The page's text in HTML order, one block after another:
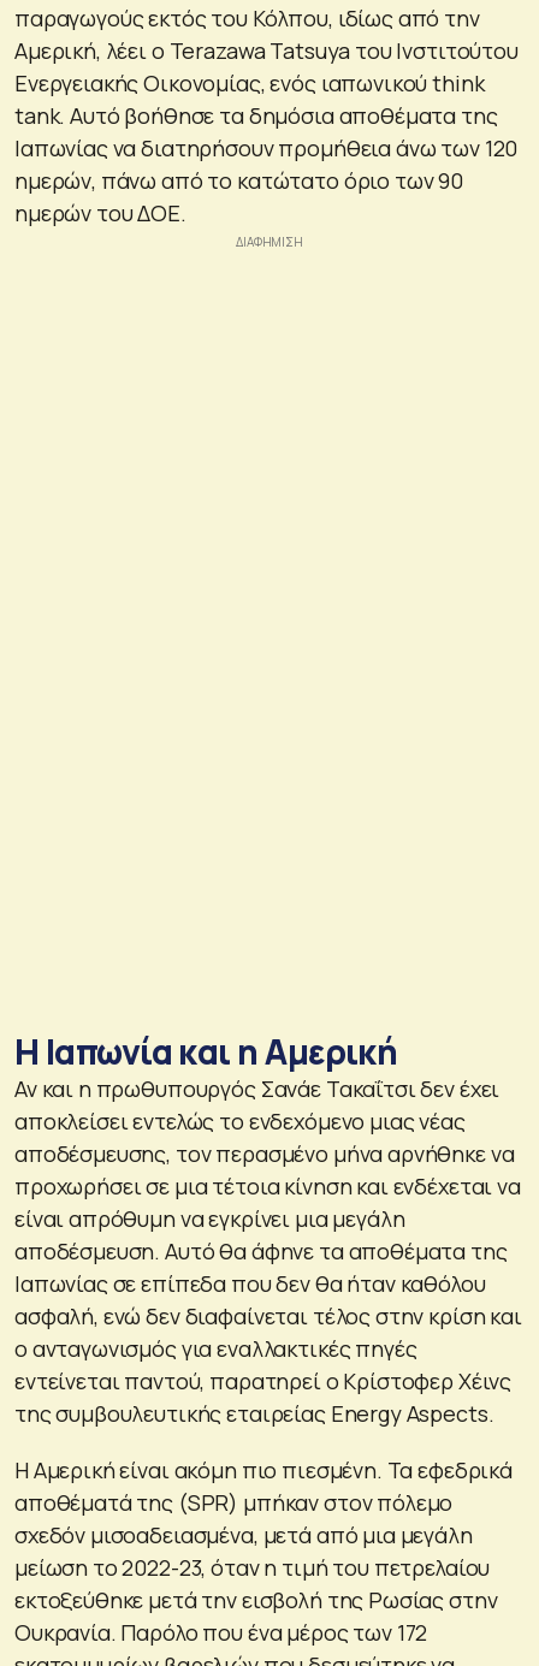
παραγωγούς εκτός του Κόλπου, ιδίως από την
Αμερική, λέει ο Terazawa Tatsuya του Ινστιτούτου
Ενεργειακής Οικονομίας, ενός ιαπωνικού think
tank. Αυτό βοήθησε τα δημόσια αποθέματα της
Ιαπωνίας να διατηρήσουν προμήθεια άνω των 120
ημερών, πάνω από το κατώτατο όριο των 90
ημερών του ΔΟΕ.
Η Ιαπωνία και η Αμερική
Αν και η πρωθυπουργός Σανάε Τακαΐτσι δεν έχει
αποκλείσει εντελώς το ενδεχόμενο μιας νέας
αποδέσμευσης, τον περασμένο μήνα αρνήθηκε να
προχωρήσει σε μια τέτοια κίνηση και ενδέχεται να
είναι απρόθυμη να εγκρίνει μια μεγάλη
αποδέσμευση. Αυτό θα άφηνε τα αποθέματα της
Ιαπωνίας σε επίπεδα που δεν θα ήταν καθόλου
ασφαλή, ενώ δεν διαφαίνεται τέλος στην κρίση και
ο ανταγωνισμός για εναλλακτικές πηγές
εντείνεται παντού, παρατηρεί ο Κρίστοφερ Χέινς
της συμβουλευτικής εταιρείας Energy Aspects.
Η Αμερική είναι ακόμη πιο πιεσμένη. Τα εφεδρικά
αποθέματά της (SPR) μπήκαν στον πόλεμο
σχεδόν μισοαδειασμένα, μετά από μια μεγάλη
μείωση το 2022-23, όταν η τιμή του πετρελαίου
εκτοξεύθηκε μετά την εισβολή της Ρωσίας στην
Ουκρανία. Παρόλο που ένα μέρος των 172